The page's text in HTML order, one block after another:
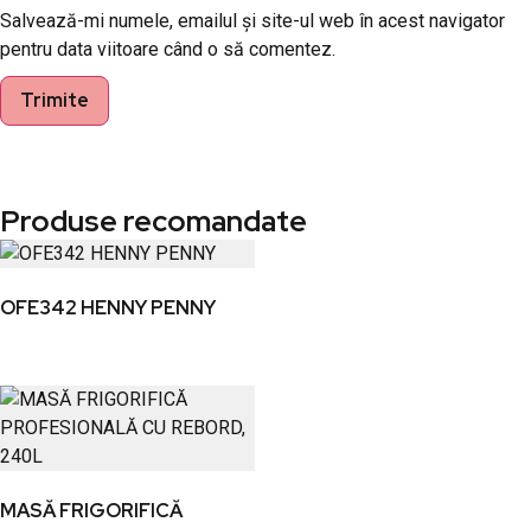
Salvează-mi numele, emailul și site-ul web în acest navigator
pentru data viitoare când o să comentez.
Produse recomandate
OFE342 HENNY PENNY
MASĂ FRIGORIFICĂ